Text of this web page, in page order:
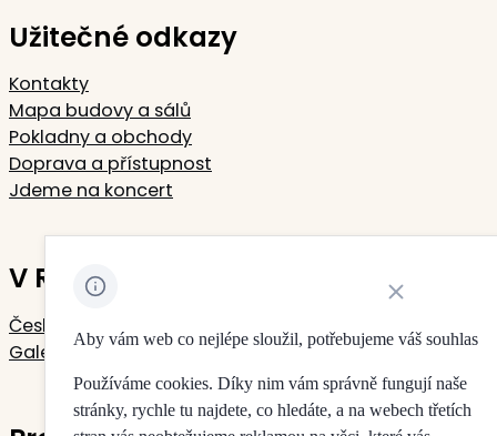
Užitečné odkazy
Kontakty
Mapa budovy a sálů
Pokladny a obchody
Doprava a přístupnost
Jdeme na koncert
V Rudolfinu sídlí
Česká filharmonie
Galerie Rudolfinum
Aby vám web co nejlépe sloužil, potřebujeme váš souhlas
Používáme cookies. Díky nim vám správně fungují naše
stránky, rychle tu najdete, co hledáte, a na webech třetích
Zavřít oznámení